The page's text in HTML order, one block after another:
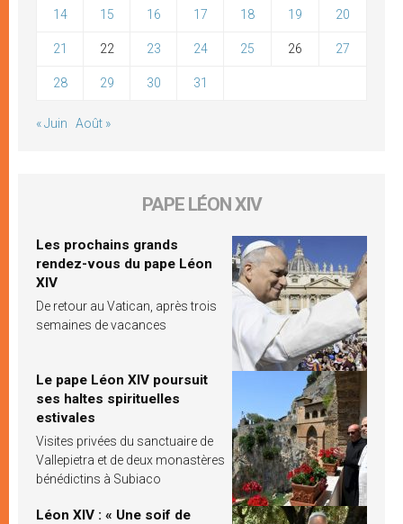
14 15 16 17 18 19 20
21 22 23 24 25 26 27
28 29 30 31
« Juin Août »
PAPE LÉON XIV
Les prochains grands
rendez-vous du pape Léon
XIV
De retour au Vatican, après trois
semaines de vacances
Le pape Léon XIV poursuit
ses haltes spirituelles
estivales
Visites privées du sanctuaire de
Vallepietra et de deux monastères
bénédictins à Subiaco
Léon XIV : « Une soif de